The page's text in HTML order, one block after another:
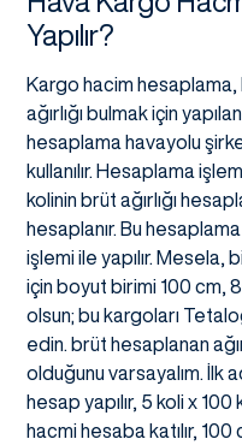
Yapılır?
Kargo hacim
ağırlığı bulmak için
hesaplama havayolu
kullanılır. Hesaplama
kolinin brüt ağırlığı
hesaplanır. Bu
işlemi ile yapılır.
için boyut birimi 100 cm,
olsun; bu kargoları
edin. brüt hesaplanan
olduğunu varsayalım. İlk
hesap yapılır, 5 koli x
hacmi hesaba katılır,